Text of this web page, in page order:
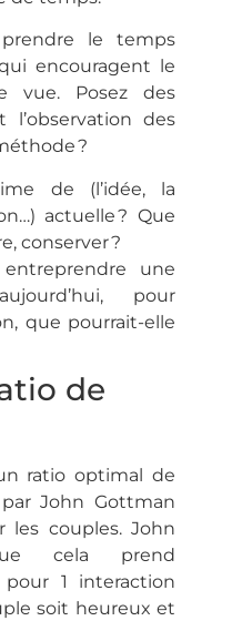
le temps
encouragent le
vue. Posez des
des
?
de (l’idée, la
actuelle ? Que
conserver ?
une
pour
que pourrait-elle
de
ratio optimal de
John Gottman
les couples. John
cela prend
1 interaction
soit heureux et